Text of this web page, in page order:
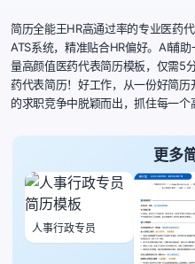
简历全能王HR高通过率的专业医药
ATS系统，精准贴合HR偏好。AI辅
量高颜值医药代表简历模板，仅需5
药代表简历！好工作，从一份好简
的求职竞争中脱颖而出，抓住每一个
更多
人事行政专员